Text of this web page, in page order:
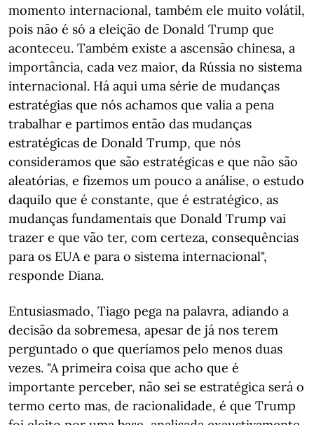
momento internacional, também ele muito volátil,
pois não é só a eleição de Donald Trump que
aconteceu. Também existe a ascensão chinesa, a
importância, cada vez maior, da Rússia no sistema
internacional. Há aqui uma série de mudanças
estratégias que nós achamos que valia a pena
trabalhar e partimos então das mudanças
estratégicas de Donald Trump, que nós
consideramos que são estratégicas e que não são
aleatórias, e fizemos um pouco a análise, o estudo
daquilo que é constante, que é estratégico, as
mudanças fundamentais que Donald Trump vai
trazer e que vão ter, com certeza, consequências
para os EUA e para o sistema internacional",
responde Diana.
Entusiasmado, Tiago pega na palavra, adiando a
decisão da sobremesa, apesar de já nos terem
perguntado o que queríamos pelo menos duas
vezes. "A primeira coisa que acho que é
importante perceber, não sei se estratégica será o
termo certo mas, de racionalidade, é que Trump